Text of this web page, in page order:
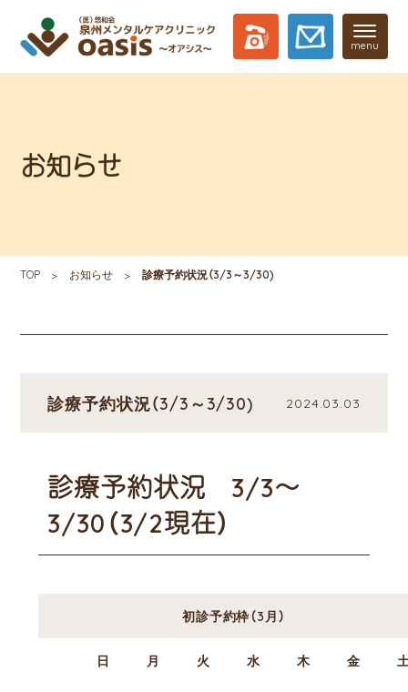
menu
お知らせ
TOP お知らせ 診療予約状況（3/3～3/30)
診療予約状況（3/3～3/30) 2024.03.03
診療予約状況 3/3～
3/30（3/2現在）
初診予約枠（3月）
日 月 火 水 木 金